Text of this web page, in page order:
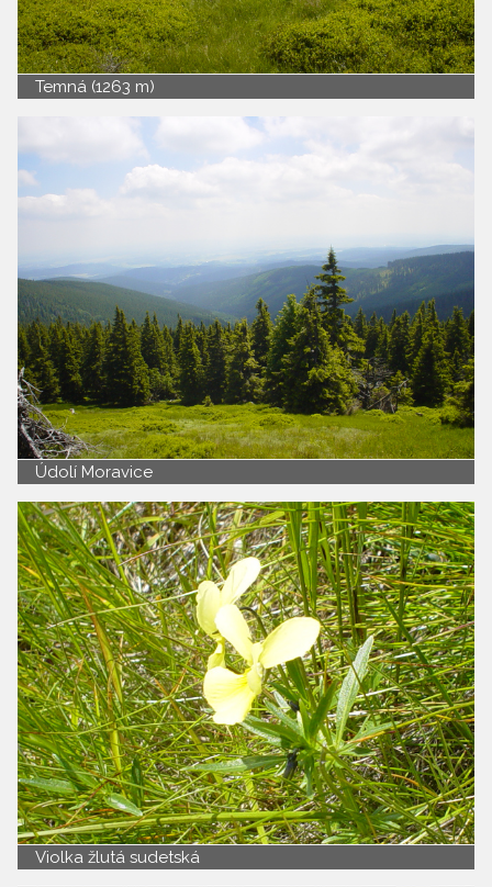
Temná (1263 m)
Údolí Moravice
Violka žlutá sudetská